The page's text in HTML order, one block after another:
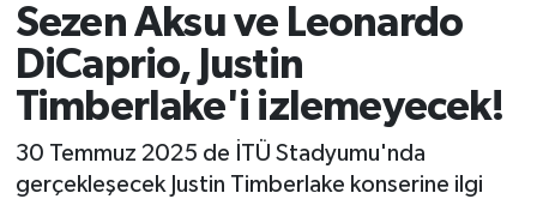
Sezen Aksu ve Leonardo
DiCaprio, Justin
Timberlake'i izlemeyecek!
30 Temmuz 2025 de İTÜ Stadyumu'nda
gerçekleşecek Justin Timberlake konserine ilgi
Süper Lig Puan Durumu ve Fikstür
Tüm Manşetler
Son Dakika Haberleri